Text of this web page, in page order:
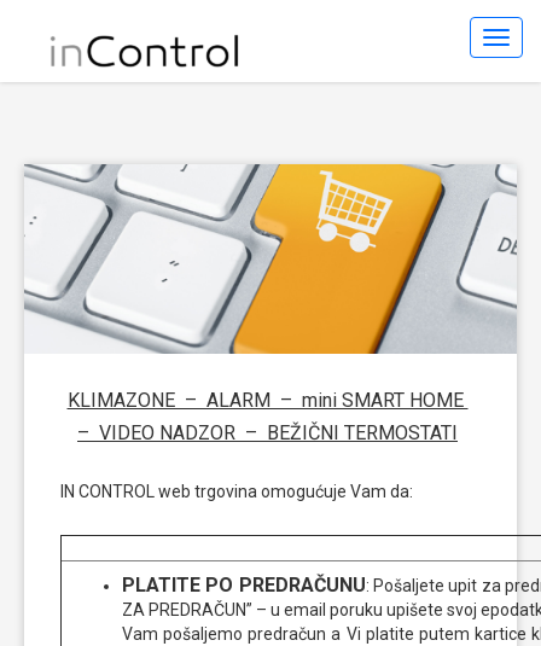
KLIMAZONE – ALARM – mini SMART HOME
– VIDEO NADZOR – BEŽIČNI TERMOSTATI
IN CONTROL web trgovina omogućuje Vam da:
PLATITE PO PREDRAČUNU: Pošaljete upit za
ZA PREDRAČUN” – u email poruku upišete svoj
Vam pošaljemo predračun a Vi platite putem kartice